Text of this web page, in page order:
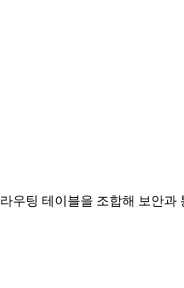
우팅 테이블을 조합해 보안과